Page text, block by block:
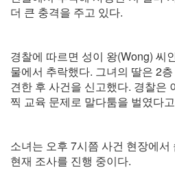
더 큰 충격을 주고 있다.
경찰에 따르면 성이 왕(Wong) 씨
물에서 추락했다. 그녀의 딸은 2
견한 후 사건을 신고했다. 경찰은
찍 교육 문제로 말다툼을 벌였다
소녀는 오후 7시쯤 사건 현장에
현재 조사를 진행 중이다.